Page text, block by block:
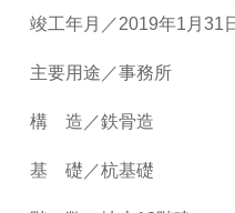
竣工年月／2019年1月31
主要用途／事務所
構 造／鉄骨造
基 礎／杭基礎